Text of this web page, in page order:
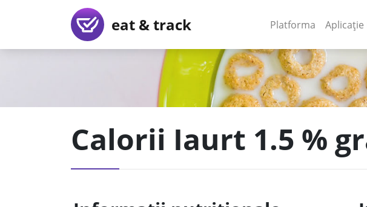
eat & track Platforma (current)
Aplicație
Calorii Iaurt 1.5 %